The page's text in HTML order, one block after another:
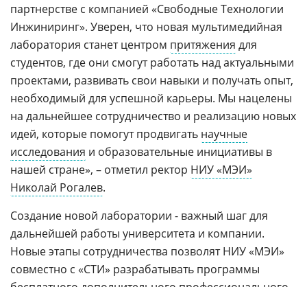
партнерстве с компанией «Свободные Технологии
Инжиниринг». Уверен, что новая мультимедийная
лаборатория станет центром притяжения для
студентов, где они смогут работать над актуальными
проектами, развивать свои навыки и получать опыт,
необходимый для успешной карьеры. Мы нацелены
на дальнейшее сотрудничество и реализацию новых
идей, которые помогут продвигать научные
исследования и образовательные инициативы в
нашей стране», – отметил ректор НИУ «МЭИ»
Николай Рогалев.
Создание новой лаборатории - важный шаг для
дальнейшей работы университета и компании.
Новые этапы сотрудничества позволят НИУ «МЭИ»
совместно с «СТИ» разрабатывать программы